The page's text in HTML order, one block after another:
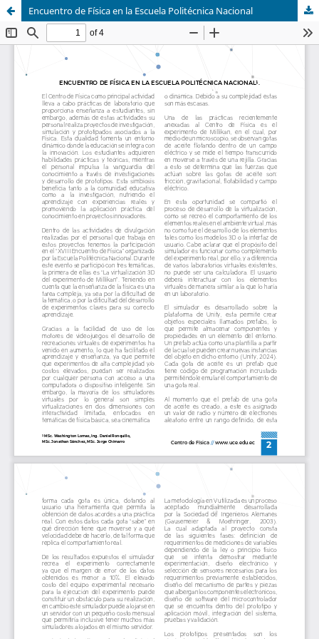
Encuentro de Física en la Escuela Politécnica Nacional